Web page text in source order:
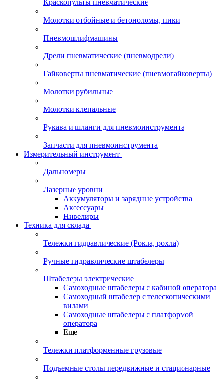
Краскопульты пневматические
Молотки отбойные и бетоноломы, пики
Пневмошлифмашины
Дрели пневматические (пневмодрели)
Гайковерты пневматические (пневмогайковерты)
Молотки рубильные
Молотки клепальные
Рукава и шланги для пневмоинструмента
Запчасти для пневмоинструмента
Измерительный инструмент
Дальномеры
Лазерные уровни
Аккумуляторы и зарядные устройства
Аксессуары
Нивелиры
Техника для склада
Тележки гидравлические (Рокла, рохла)
Ручные гидравлические штабелеры
Штабелеры электрические
Самоходные штабелеры с кабиной оператора
Самоходный штабелер с телескопическими
вилами
Самоходные штабелеры с платформой
оператора
Еще
Тележки платформенные грузовые
Подъемные столы передвижные и стационарные